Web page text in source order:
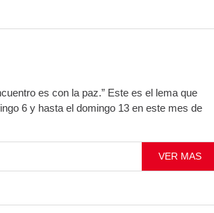
es con la paz.” Este es el lema que
6 y hasta el domingo 13 en este mes de
VER MAS